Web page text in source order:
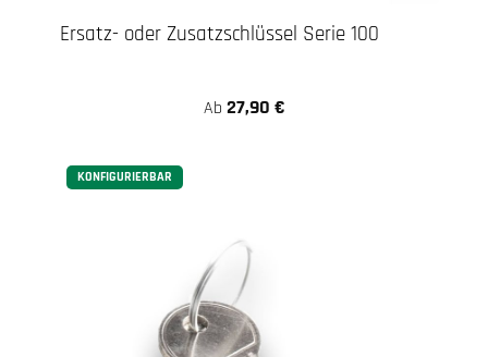
Ersatz- oder Zusatzschlüssel Serie 100
Ab 27,90 €
KONFIGURIERBAR